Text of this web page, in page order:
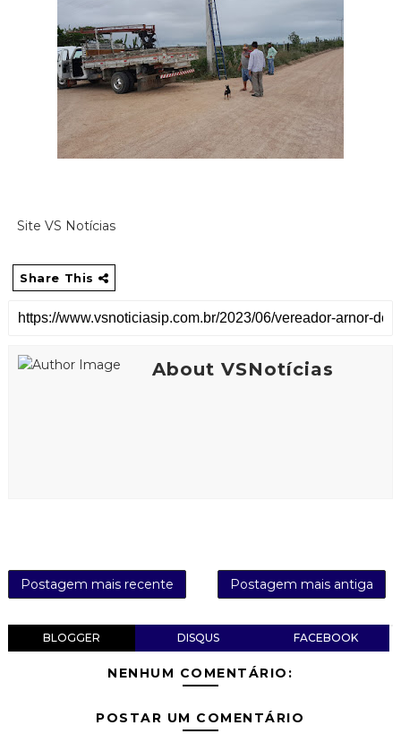
Site VS Notícias
Share This
About VSNotícias
Postagem mais recente Postagem mais antiga
BLOGGER DISQUS FACEBOOK
NENHUM COMENTÁRIO:
POSTAR UM COMENTÁRIO